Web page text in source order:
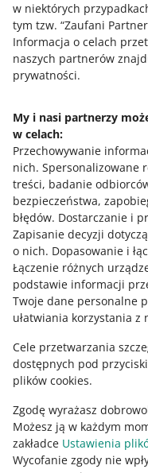
w niektórych
tym tzw. “Zaufani
Informacja o celach
naszych partnerów
prywatności.
My i nasi partnerzy
w celach:
Przechowywanie
nich. Spersonalizowane
treści, badanie
bezpieczeństwa,
błędów. Dostarczanie i
Zapisanie decyzji
o nich. Dopasowanie i
Łączenie różnych
podstawie informacji
Twoje dane personalne
ułatwiania korzystania z
Cele przetwarzania
dostępnych pod
plików cookies.
Zgodę wyrażasz
Możesz ją w każdym
zakładce Ustawienia
Wycofanie zgody nie
PODCAST
008:
PODCAST
Potrzebujesz
Skontaktuj
Zapytaj
Zajrzyj na